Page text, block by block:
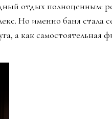
отдых полноценным:
Но именно баня стала
а как самостоятельная